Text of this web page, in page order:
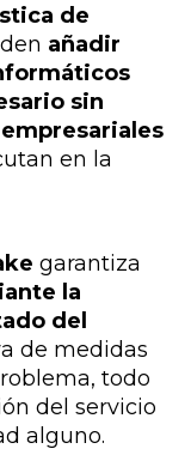
de
añadir
sin
en la
garantiza
la
del
de medidas
todo
del servicio
alguno.